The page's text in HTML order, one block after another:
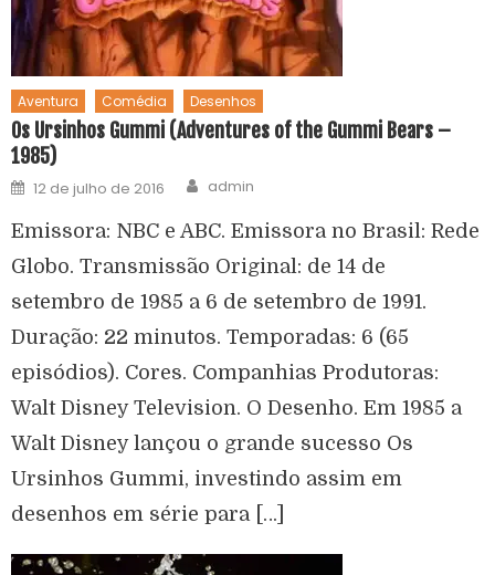
Aventura Comédia Desenhos
Os Ursinhos Gummi (Adventures of the Gummi Bears –
1985)
12 de julho de 2016 admin
Emissora: NBC e ABC. Emissora no Brasil: Rede
Globo. Transmissão Original: de 14 de
setembro de 1985 a 6 de setembro de 1991.
Duração: 22 minutos. Temporadas: 6 (65
episódios). Cores. Companhias Produtoras:
Walt Disney Television. O Desenho. Em 1985 a
Walt Disney lançou o grande sucesso Os
Ursinhos Gummi, investindo assim em
desenhos em série para […]